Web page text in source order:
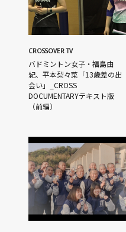
CROSSOVER TV
バドミントン女子・福島由
紀、平本梨々菜「13歳差の出
会い」_CROSS
DOCUMENTARYテキスト版
（前編）